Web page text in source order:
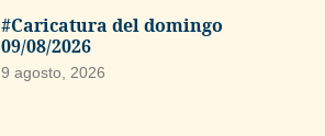
#Caricatura del domingo
09/08/2026
9 agosto, 2026